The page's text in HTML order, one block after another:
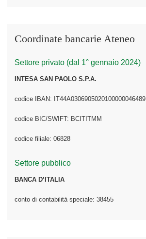
Coordinate bancarie Ateneo
Settore privato (dal 1° gennaio 2024)
INTESA SAN PAOLO S.P.A.
codice IBAN: IT44A0306905020100000046489
codice BIC/SWIFT: BCITITMM
codice filiale: 06828
Settore pubblico
BANCA D’ITALIA
conto di contabilità speciale: 38455